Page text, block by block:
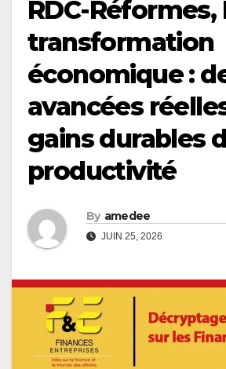
RDC-Réformes,
transformation
économique :
avancées
gains durables
productivité
By amedee
JUIN 25, 2026